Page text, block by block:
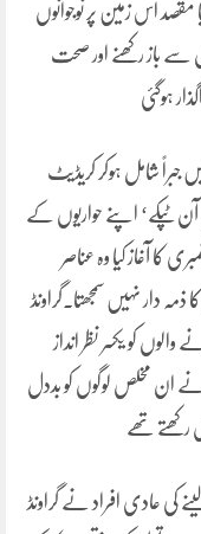
مقصد اس زمین پر نوجوانوں
سے باز رکھنے اور صحت
ہوگئی
جبراً شامل ہوکر کریڈیٹ
ٹپکے‘ اپنے حواریوں کے
کا آغاز کیا وہ عناصر
دار نہیں سمجھتا۔گراونڈ
کو یکسر نظر انداز
ان مخلص لوگوں کو بددل
رکھتے تھے
کی عادی افراد نے گراونڈ